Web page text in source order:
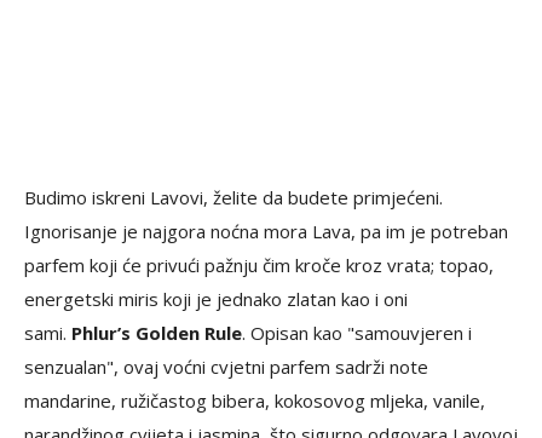
Budimo iskreni Lavovi, želite da budete primjećeni.
Ignorisanje je najgora noćna mora Lava, pa im je potreban
parfem koji će privući pažnju čim kroče kroz vrata; topao,
energetski miris koji je jednako zlatan kao i oni
sami. Phlur’s Golden Rule. Opisan kao "samouvjeren i
senzualan", ovaj voćni cvjetni parfem sadrži note
mandarine, ružičastog bibera, kokosovog mljeka, vanile,